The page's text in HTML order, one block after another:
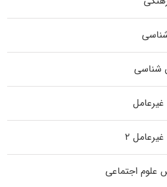
شناسی
۲
علوم اجتماعی